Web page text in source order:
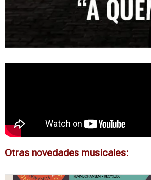
Otras novedades musicales: